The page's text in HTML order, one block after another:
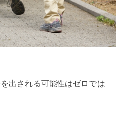
出される可能性はゼロでは